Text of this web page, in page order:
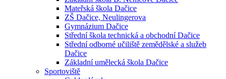
Mateřská škola Dačice
ZŠ Dačice, Neulingerova
Gymnázium Dačice
Střední škola technická a obchodní Dačice
Střední odborné učiliště zemědělské a služeb
Dačice
Základní umělecká škola Dačice
Sportoviště